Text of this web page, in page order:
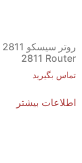
2811 Router
تماس بگیرید
اطلاعات بیشتر